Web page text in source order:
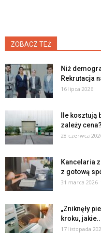
ZOBACZ TEŻ
Niż
Rekrutacja
16 lipca 2026
Ile kosztują
zależy cena?
28 czerwca
Kancelaria
z gotową
31 marca 2026
„Zniknęły
kroku,
17 listopada